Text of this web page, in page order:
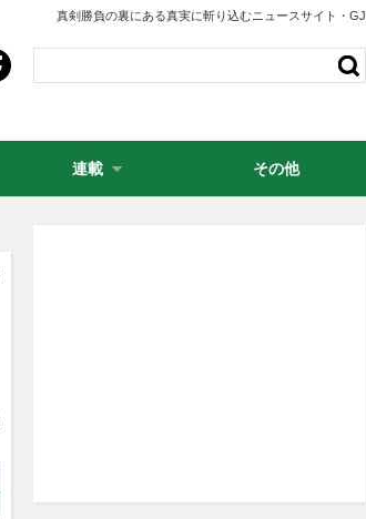
真剣勝負の裏にある真実に斬り込むニュースサイト・GJ
連載 その他